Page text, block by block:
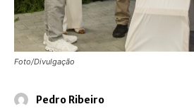
Foto/Divulgação
Pedro Ribeiro